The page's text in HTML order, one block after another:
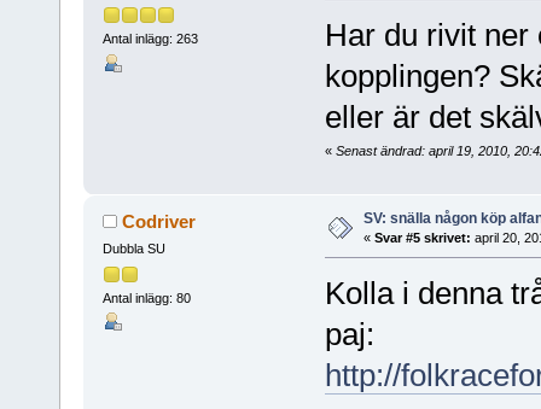
Antal inlägg: 263
Har du rivit ner
kopplingen?
eller är det
« Senast ändrad: april 19, 2010,
Codriver
Dubbla SU
Antal inlägg: 80
SV: snälla någon köp
« Svar #5 skrivet: april 20,
Kolla i denna
paj:
http://